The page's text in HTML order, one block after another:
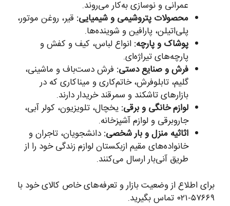
عمرانی و نوسازی به‌کار می‌روند.
محصولات پتروشیمی و شیمیایی: قیر، روغن موتور،
پلی‌اتیلن، پارافین و شوینده‌ها.
پوشاک و پارچه: انواع لباس، کیف و کفش و
پارچه‌های تیراژه‌ای.
فرش و صنایع دستی: فرش دست‌باف و ماشینی،
گلیم، تابلوفرش، خاتم‌کاری و میناکاری که در
بازارهای تاشکند و سمرقند خریدار دارند.
لوازم خانگی و برقی: یخچال، تلویزیون، کولر آبی،
جاروبرقی و لوازم آشپزخانه.
اثاثیه منزل و بار شخصی: دانشجویان، تاجران و
خانواده‌های مقیم ازبکستان لوازم زندگی خود را از
طریق آنی‌بار ارسال می‌کنند.
برای اطلاع از وضعیت بازار و تعرفه‌های خاص کالای خود با
۵۷۶۶۹-۰۲۱ تماس بگیرید.